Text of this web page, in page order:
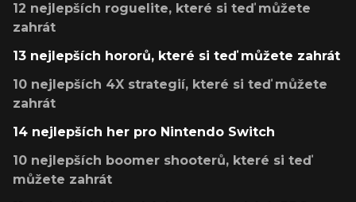
12 nejlepších roguelite, které si teď můžete
zahrát
13 nejlepších hororů, které si teď můžete zahrát
10 nejlepších 4X strategií, které si teď můžete
zahrát
14 nejlepších her pro Nintendo Switch
10 nejlepších boomer shooterů, které si teď
můžete zahrát